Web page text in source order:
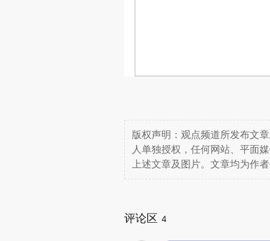
版权声明：观点频道所发布文
人单独授权，任何网站、平面
上述文章及图片。文章均为作
评论区 4